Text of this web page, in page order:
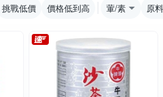
挑戰低價 價格低到高 葷/素 原